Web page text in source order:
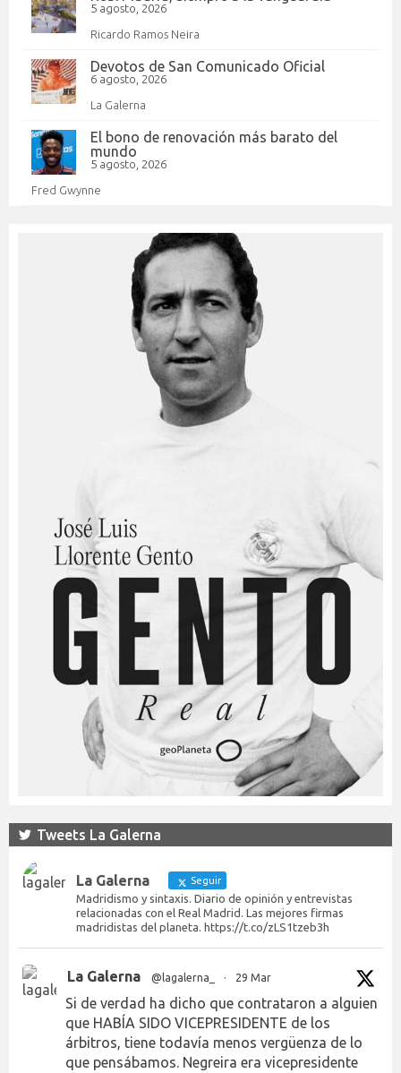
5 agosto, 2026
Ricardo Ramos Neira
Devotos de San Comunicado Oficial
6 agosto, 2026
La Galerna
El bono de renovación más barato del
mundo
5 agosto, 2026
Fred Gwynne
Tweets La Galerna
La Galerna Seguir
Madridismo y sintaxis. Diario de opinión y entrevistas
relacionadas con el Real Madrid. Las mejores firmas
madridistas del planeta. https://t.co/zLS1tzeb3h
La Galerna @lagalerna_ · 29 Mar
Si de verdad ha dicho que contrataron a alguien
que HABÍA SIDO VICEPRESIDENTE de los
árbitros, tiene todavía menos vergüenza de lo
que pensábamos. Negreira era vicepresidente